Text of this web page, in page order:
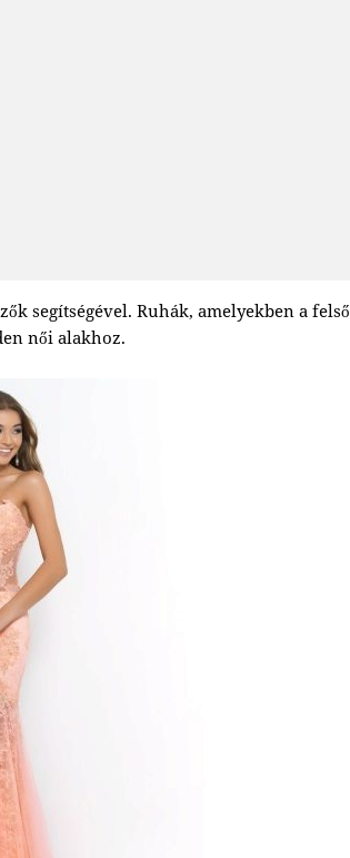
segítségével. Ruhák, amelyekben a felső
női alakhoz.